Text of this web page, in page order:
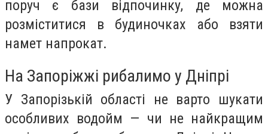
поруч є бази відпочинку, де можна
розміститися в будиночках або взяти
намет напрокат.
На Запоріжжі рибалимо у Дніпрі
У Запорізькій області не варто шукати
особливих водойм — чи не найкращим